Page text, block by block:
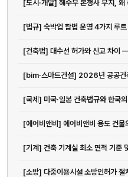
[건축법] 대수선 허가와 신고 차이
[국제] 미국·일본 건축법규와 한국
[에어비앤비] 에어비앤비 용도 건물
[기계] 건축 기계실 최소 면적 기준
[소방] 다중이용시설 소방인허가